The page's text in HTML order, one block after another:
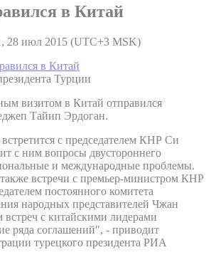
в Китай
28 июл 2015 (UTC+3 MSK)
Турции
визитом в Китай отправился
Тайип Эрдоган.
с председателем КНР Си
с ним вопросы двустороннего
и международные проблемы.
встречи с премьер-министром КНР
постоянного комитета
народных представителей Чжан
с китайскими лидерами
ряда соглашений", - приводит
турецкого президента РИА